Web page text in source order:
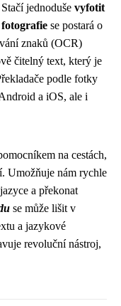
jednoduše vyfotit
se postará o
znaků (OCR)
čitelný text, který je
podle fotky
a iOS, ale i
na cestách,
Umožňuje nám rychle
a překonat
se může lišit v
a jazykové
revoluční nástroj,